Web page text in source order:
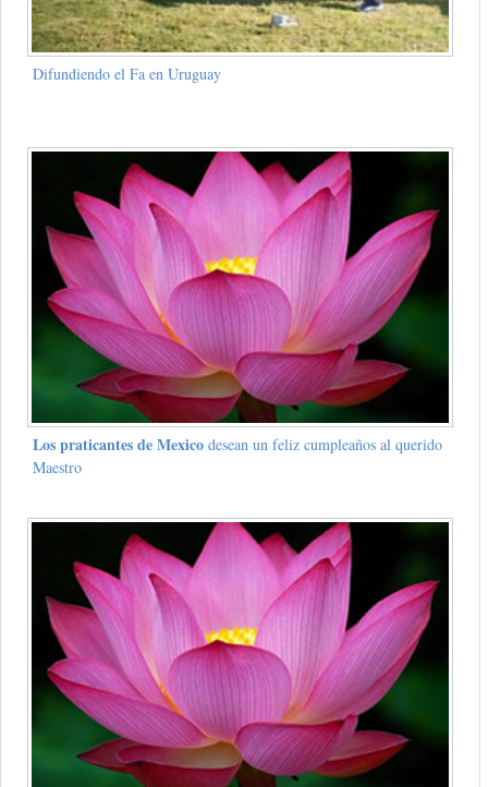
Difundiendo el Fa en Uruguay
Los praticantes de Mexicodesean un feliz cumpleaños al querido
Maestro